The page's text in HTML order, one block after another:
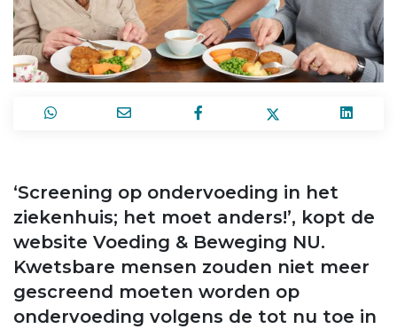
‘Screening op ondervoeding in het
ziekenhuis; het moet anders!’, kopt de
website Voeding & Beweging NU.
Kwetsbare mensen zouden niet meer
gescreend moeten worden op
ondervoeding volgens de tot nu toe in